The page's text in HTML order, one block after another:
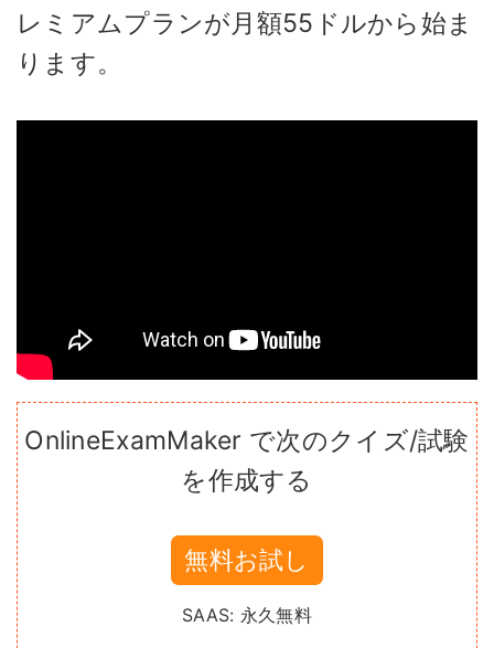
レミアムプランが月額55ドルから始ま
ります。
OnlineExamMaker で次のクイズ/試験
を作成する
無料お試し
SAAS: 永久無料